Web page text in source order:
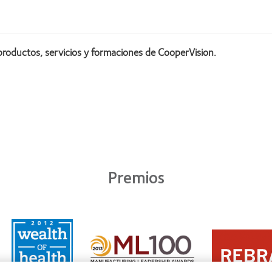
servicios y formaciones de CooperVision.
Premios
Learn
more
about
2011:
Learn
more
about
Learn
more
about
2012